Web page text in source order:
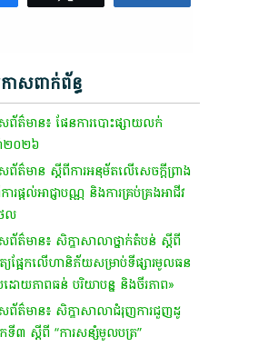
ាសពាក់ព័ន្ធ
ព័ត៌មាន៖ ផែនការបោះផ្សាយលក់
ាំ២០២៦
ព័ត៌មាន​ ស្តី​ពី​ការ​អនុម័ត​លើ​សេចក្តី​ព្រាង​
រ​ផ្តល់​អាជ្ញា​បណ្ណ​ និង​ការ​គ្រប់គ្រង​អាជីវ
ល​
ព័ត៌មាន៖ សិក្ខាសាលាថ្នាក់តំបន់ ស្តីពី
យផ្អែកលើហានិភ័យសម្រាប់ទីផ្សារមូលធន
ោយភាពធន់ បរិយាបន្ន និងចីរភាព»
សព័ត៌មាន៖ សិក្ខាសាលាជំរុញការជួញដូ
ទី៣ ស្តីពី “ការសន្សំមូលបត្រ”